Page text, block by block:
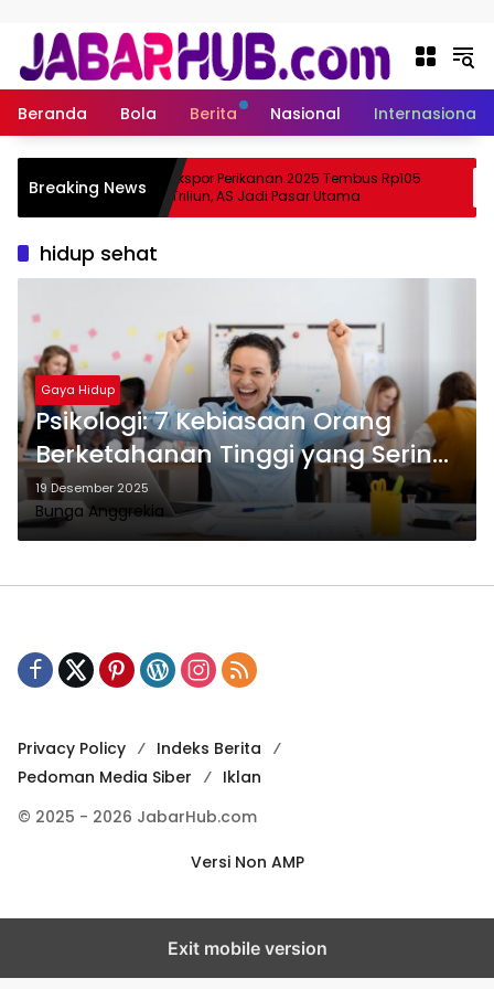
Beranda Bola Berita Nasional Internasional
Breaking News
Suzuki?
Ekspor Perikanan 2025 Tembus Rp105
Triliun, AS Jadi Pasar Utama
hidup sehat
Gaya Hidup
Psikologi: 7 Kebiasaan Orang
Berketahanan Tinggi yang Sering
Diabaikan
19 Desember 2025
Bunga Anggrekia
Privacy Policy
Indeks Berita
Pedoman Media Siber
Iklan
© 2025 - 2026 JabarHub.com
Versi Non AMP
Exit mobile version